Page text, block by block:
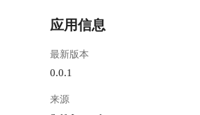
这些符号的含义 ![CleanShot 2025-
1301583638.cos.ap-
chengdu.myqcloud.com/guidelines/
2025-11-08 at 19.08.15.png") > **这
应用信息
最新版本
0.0.1
来源